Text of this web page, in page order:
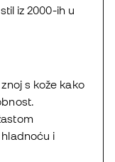
iz 2000-ih u
s kože kako
i